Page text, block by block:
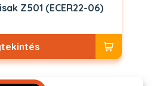
Z501 (ECER22-06)